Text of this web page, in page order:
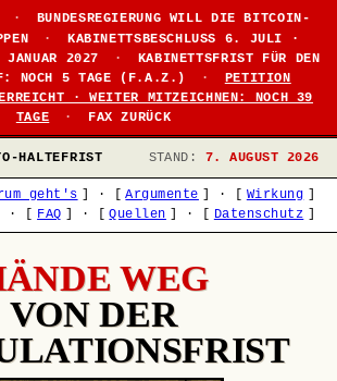
·
BUNDESREGIERUNG WILL DIE BITCOIN-
·
KABINETTSBESCHLUSS 6. JULI ·
2027
·
KABINETTSFRIST FÜR DEN
NOCH 5 TAGE (F.A.Z.)
·
PETITION
· WEITER MITZEICHNEN: NOCH 39
TAGE
· FAX ZURÜCK
HALTEFRIST STAND: 7. AUGUST 2026
geht's · Argumente · Wirkung
· FAQ · Quellen · Datenschutz
WEG
VON DER